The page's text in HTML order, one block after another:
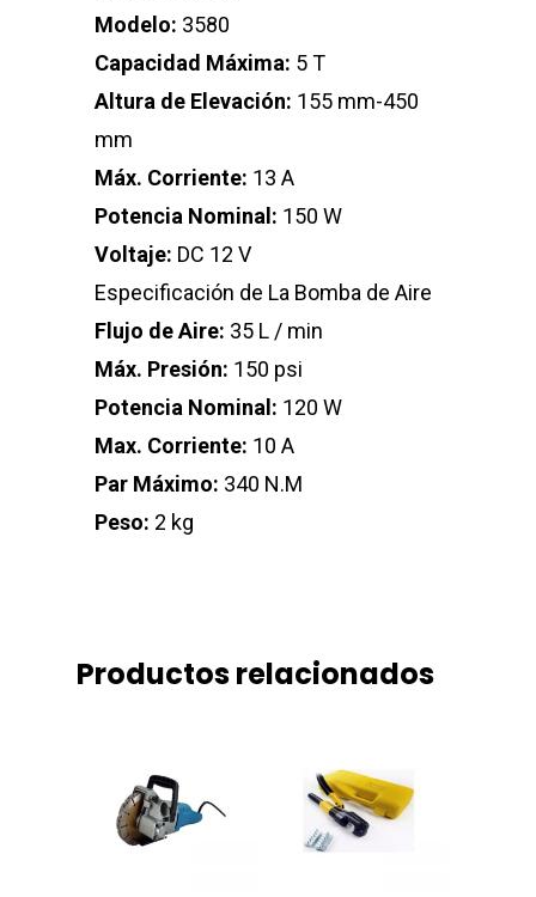
Modelo: 3580
Capacidad Máxima: 5 T
Altura de Elevación: 155 mm-450
mm
Máx. Corriente: 13 A
Potencia Nominal: 150 W
Voltaje: DC 12 V
Especificación de La Bomba de Aire
Flujo de Aire: 35 L / min
Máx. Presión: 150 psi
Potencia Nominal: 120 W
Max. Corriente: 10 A
Par Máximo: 340 N.M
Peso: 2 kg
Productos relacionados